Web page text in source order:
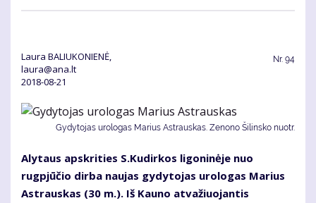
Laura BALIUKONIENĖ,
laura@ana.lt
2018-08-21
Nr. 94
Gydytojas urologas Marius Astrauskas. Zenono Šilinsko nuotr.
Alytaus apskrities S.Kudirkos ligoninėje nuo
rugpjūčio dirba naujas gydytojas urologas Marius
Astrauskas (30 m.). Iš Kauno atvažiuojantis